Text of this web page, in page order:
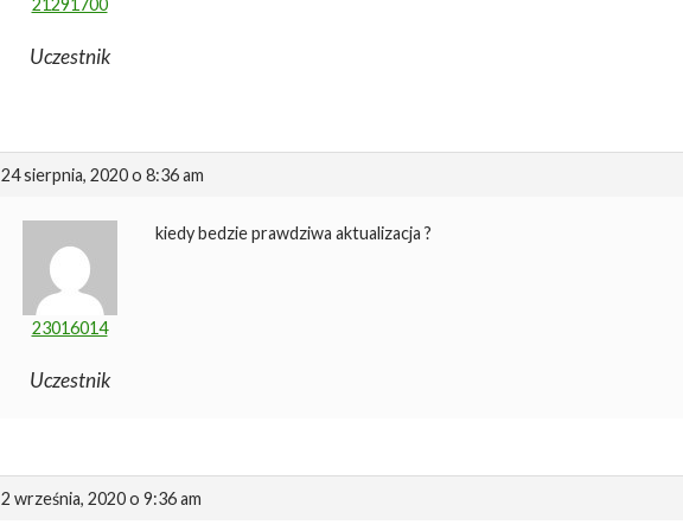
21291700
Uczestnik
24 sierpnia, 2020 o 8:36 am
23016014
Uczestnik
kiedy bedzie prawdziwa aktualizacja ?
2 września, 2020 o 9:36 am